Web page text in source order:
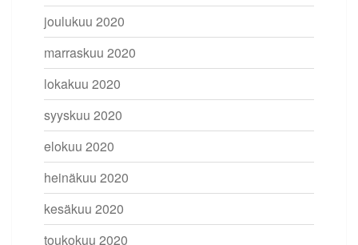
joulukuu 2020
marraskuu 2020
lokakuu 2020
syyskuu 2020
elokuu 2020
heinäkuu 2020
kesäkuu 2020
toukokuu 2020